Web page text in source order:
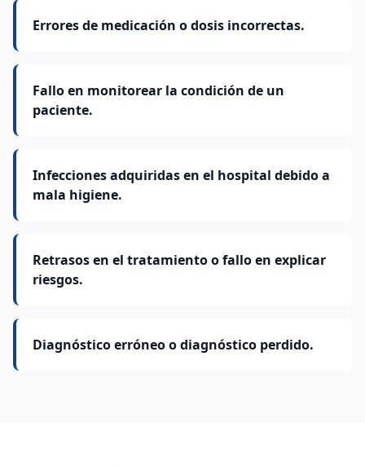
Errores de medicación o dosis incorrectas.
Fallo en monitorear la condición de un
paciente.
Infecciones adquiridas en el hospital debido a
mala higiene.
Retrasos en el tratamiento o fallo en explicar
riesgos.
Diagnóstico erróneo o diagnóstico perdido.